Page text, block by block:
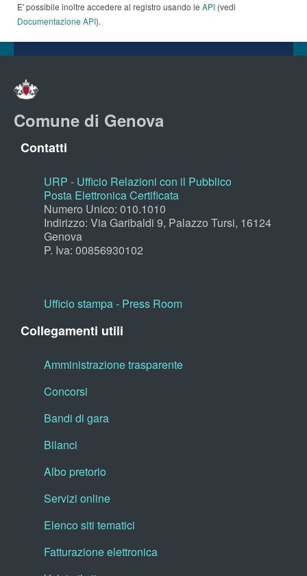
E' possibile inoltre accedere al registro usando le API (vedi
Documentazione API).
Comune di Genova
Contatti
URP - Ufficio Relazioni con il Pubblico
Posta Elettronica Certificata
Numero Unico: 010.1010
Indirizzo: Via Garibaldi 9, Palazzo Tursi, 16124
Genova
P. Iva: 00856930102
Ufficio stampa - Press Room
Collegamenti utili
Amministrazione trasparente
Concorsi
Bandi di gara
Bilanci
Albo pretorio
Servizi online
Elenco siti tematici
Fatturazione elettronica